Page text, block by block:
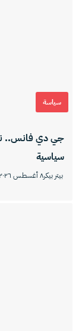
سياسة
جي دي فانس..
سياسية
بيتر بيكر٨ أغسطس ٢٠٢٦